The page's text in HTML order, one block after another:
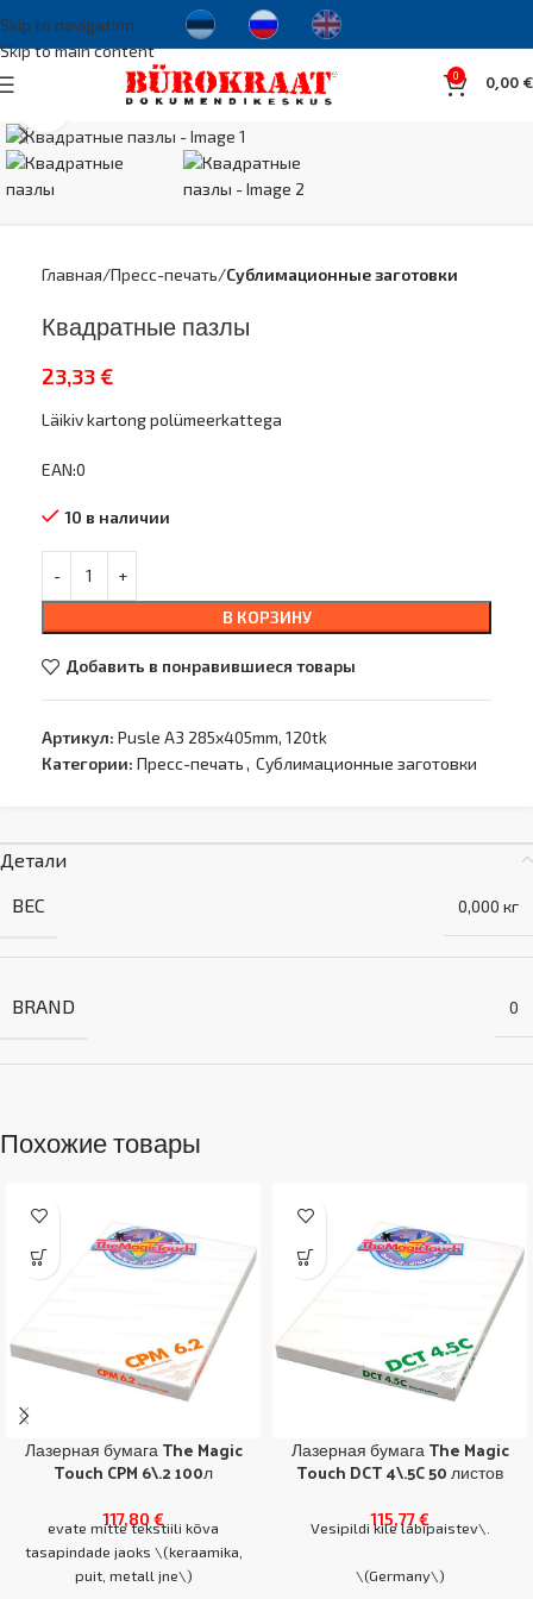
Skip to navigation
Skip to main content
0 0,00€
Увеличить
Главная Пресс-печать Сублимационные заготовки
Квадратные пазлы
23,33€
Läikiv kartong polümeerkattega
EAN:0
10 в наличии
В КОРЗИНУ
Добавить в понравившиеся товары
Артикул: Pusle A3 285x405mm, 120tk
Категории: Пресс-печать, Сублимационные заготовки
Детали
ВЕС
0,000 кг
BRAND 0
Похожие товары
Лазерная бумага The Magic
Touch CPM 6\.2 100л
117,80 €
evate mitte tekstiili kõva
tasapindade jaoks \(keraamika,
puit, metall jne\)
Лазерная бумага The Magic
Touch DCT 4\.5C 50 листов
115,77€
Vesipildi kile läbipaistev\.
\(Germany\)